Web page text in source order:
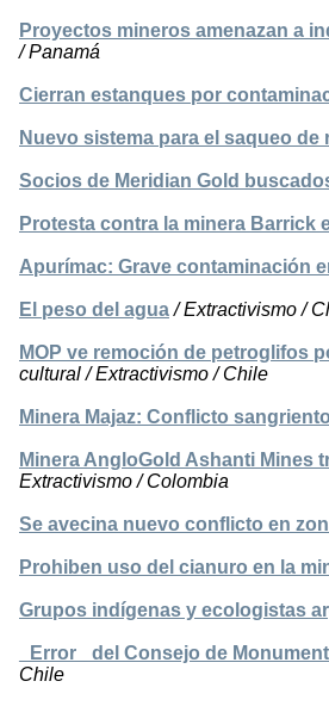
Proyectos mineros amenazan a
/ Panamá
Cierran estanques por
Nuevo sistema para el saqueo
Socios de Meridian Gold
Protesta contra la minera Barrick
Apurímac: Grave contaminación
El peso del agua/ Extractivismo /
MOP ve remoción de petroglifos
cultural / Extractivismo / Chile
Minera Majaz: Conflicto sangriento
Minera AngloGold Ashanti Mines
Extractivismo / Colombia
Se avecina nuevo conflicto en
Prohiben uso del cianuro en la
Grupos indígenas y ecologistas
_Error_ del Consejo de
Chile